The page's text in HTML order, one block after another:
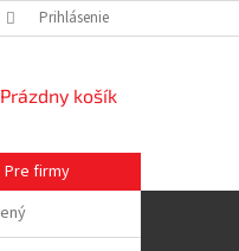
Prihlásenie
NÁKUPNÝ
Prázdny košík
Pre firmy